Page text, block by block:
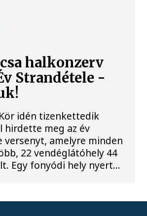
halkonzerv
Strandétele -
idén tizenkettedik
hirdette meg az év
versenyt, amelyre minden
22 vendéglátóhely 44
Egy fonyódi hely nyert...